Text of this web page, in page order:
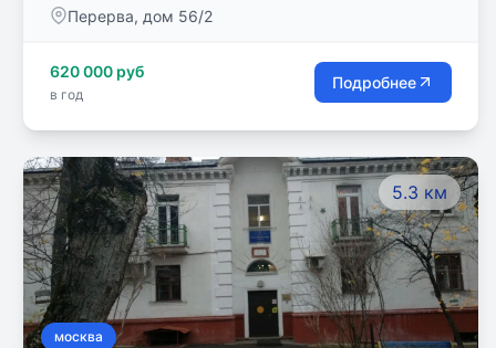
Перерва, дом 56/2
620 000 руб
в год
Подробнее
5.3 км
москва